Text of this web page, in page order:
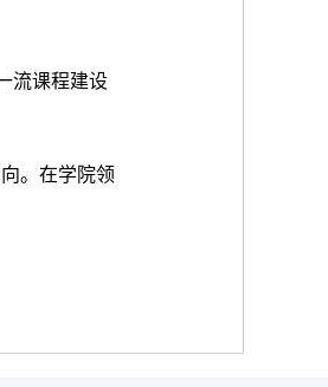
流课程建设
。在学院领